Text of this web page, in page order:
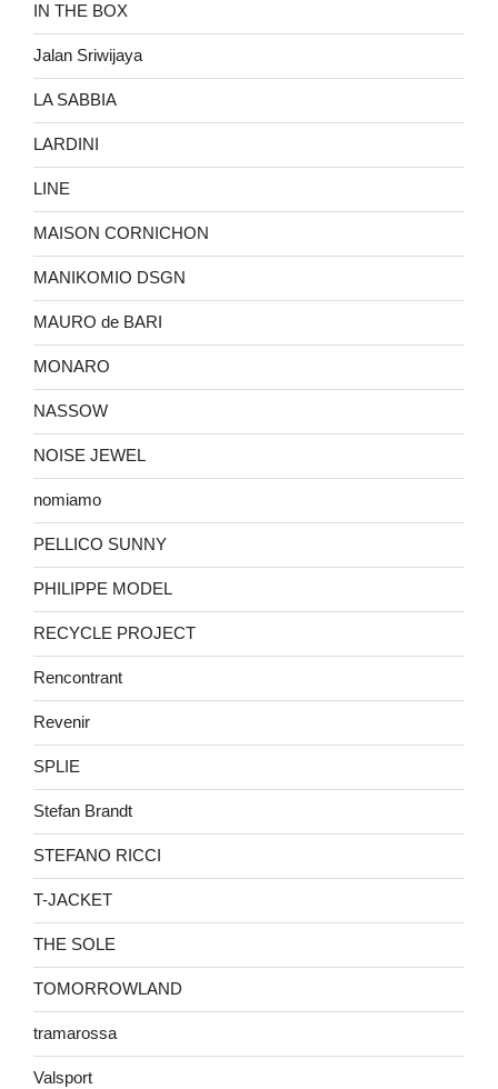
IN THE BOX
Jalan Sriwijaya
LA SABBIA
LARDINI
LINE
MAISON CORNICHON
MANIKOMIO DSGN
MAURO de BARI
MONARO
NASSOW
NOISE JEWEL
nomiamo
PELLICO SUNNY
PHILIPPE MODEL
RECYCLE PROJECT
Rencontrant
Revenir
SPLIE
Stefan Brandt
STEFANO RICCI
T-JACKET
THE SOLE
TOMORROWLAND
tramarossa
Valsport